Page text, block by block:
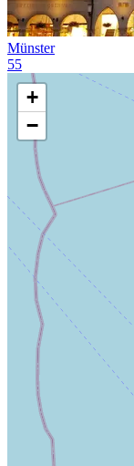
Münster
55
+
−